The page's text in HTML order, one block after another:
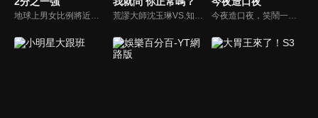
今夜造口夜，笑鬧一整夜。以網路自製嘲諷節目走紅、在網路擁有廣大支持群眾和影響力的主播「視網膜」，藉此一揉合綜藝與喜劇之談話性節目，帶觀眾以輕鬆之方式，瞭解時下最熱門、最能引起共鳴的社會議題、現象和人物。 多元的切入角度、最輕鬆易懂的議題剖析、言論尺度不設限！